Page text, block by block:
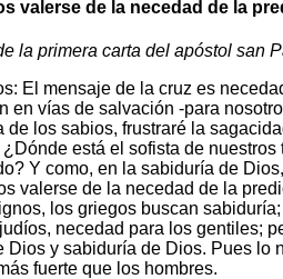
valerse de la necedad de la
la primera carta del apóstol san
El mensaje de la cruz es
en vías de salvación -para
de los sabios, frustraré la
está el sofista de
Y como, en la sabiduría de
valerse de la necedad de la
los griegos buscan
necedad para los gentiles;
Dios y sabiduría de Dios. Pues lo
fuerte que los hombres.